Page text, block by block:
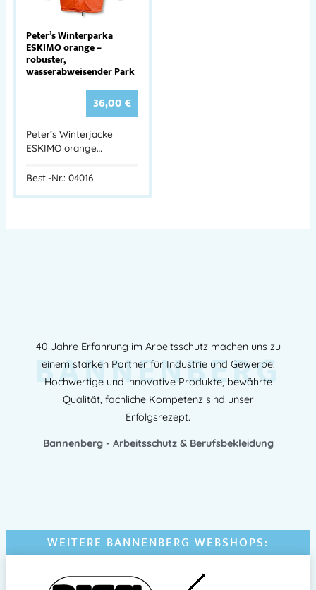
Peter’s Winterparka
ESKIMO orange –
robuster,
wasserabweisender Park
36,00€
Peter’s Winterjacke
ESKIMO orange…
Best.-Nr.: 04016
40 Jahre Erfahrung im Arbeitsschutz machen uns zu
einem starken Partner für Industrie und Gewerbe.
Hochwertige und innovative Produkte, bewährte
Qualität, fachliche Kompetenz sind unser
Erfolgsrezept.
Bannenberg - Arbeitsschutz & Berufsbekleidung
BANNENBERG
WEITERE BANNENBERG WEBSHOPS: